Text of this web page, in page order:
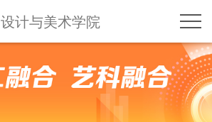
设计与美术学院